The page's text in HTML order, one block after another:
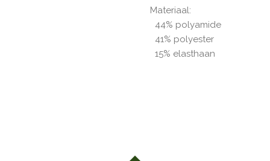
Materiaal:
44% polyamide
41% polyester
15% elasthaan